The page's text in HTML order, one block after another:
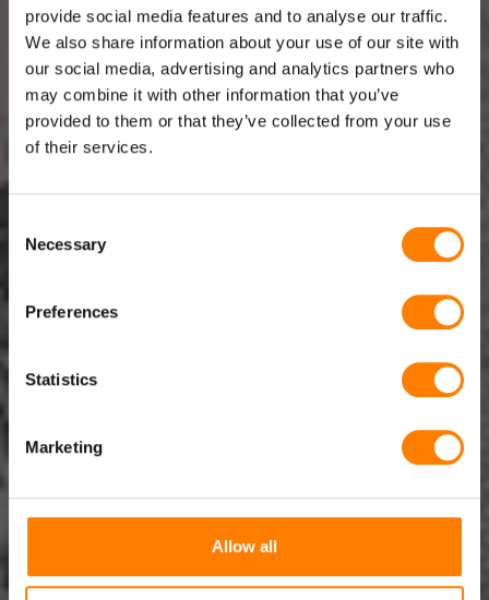
provide social media features and to analyse our traffic.
We also share information about your use of our site with
our social media, advertising and analytics partners who
may combine it with other information that you’ve
provided to them or that they’ve collected from your use
of their services.
Selection
Necessary
Preferences
Statistics
Marketing
Allow all
THE BEST SOLUTION |
DER SPEZIALIST FÜR SPIRALKABEL,
SONDERLEITUNGEN,
STECKERLEITUNGEN UND
KONFEKTIONEN
mit Niederlassungen in Dongen (Nordbrabant,
Niederlande) und Hemmingen (Deutschland). Unser
Spiralkabeln und Kabelkonfektionen nach
und Steckerleitungen.